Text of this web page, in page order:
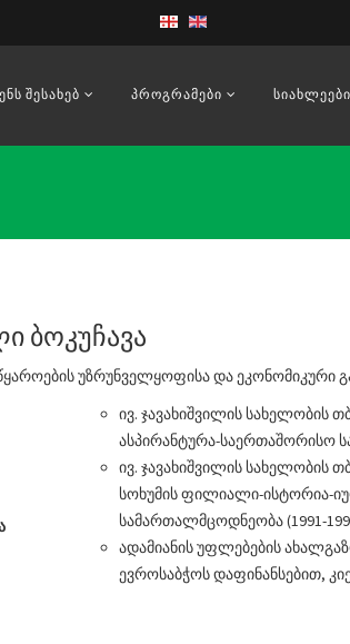
ᲨᲔᲡᲐᲮᲔᲑ ᲞᲠᲝᲒᲠᲐᲛᲔᲑᲘ ᲡᲘᲐᲮᲚᲔᲔᲑᲘ
ბოკუჩავა
უზრუნველყოფისა და ეკონომიკური
ივ. ჯავახიშვილის სახელობის
ასპირანტურა-საერთაშორისო
ივ. ჯავახიშვილის სახელობის
სოხუმის ფილიალი-ისტორია-
სამართალმცოდნეობა (1991-
ადამიანის უფლებების
ევროსაბჭოს დაფინანსებით,